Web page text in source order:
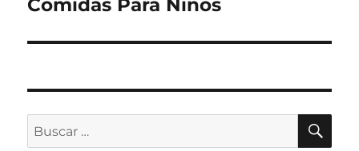
Comidas Para Niños
Buscar
por: